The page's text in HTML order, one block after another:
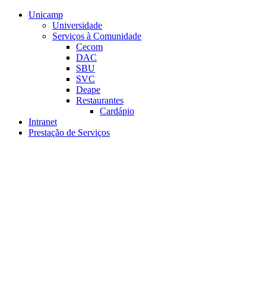
Conteúdo principal
Unicamp
Universidade
Serviços à Comunidade
Cecom
DAC
SBU
SVC
Deape
Restaurantes
Cardápio
Intranet
Prestação de Serviços